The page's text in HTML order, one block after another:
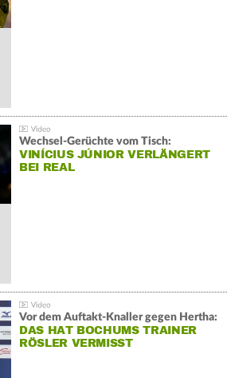
Wechsel-Gerüchte vom Tisch:
VINÍCIUS JÚNIOR VERLÄNGERT
BEI REAL
Vor dem Auftakt-Knaller gegen Hertha:
DAS HAT BOCHUMS TRAINER
RÖSLER VERMISST